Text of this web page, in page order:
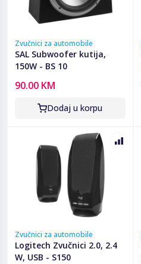
Zvučnici za automobile
SAL Subwoofer kutija,
150W - BS 10
90.00 KM
Dodaj u korpu
Zvučnici za automobile
Logitech Zvučnici 2.0, 2.4
W, USB - S150